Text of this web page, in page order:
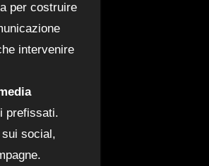
per costruire
intervenire
prefissati.
social,